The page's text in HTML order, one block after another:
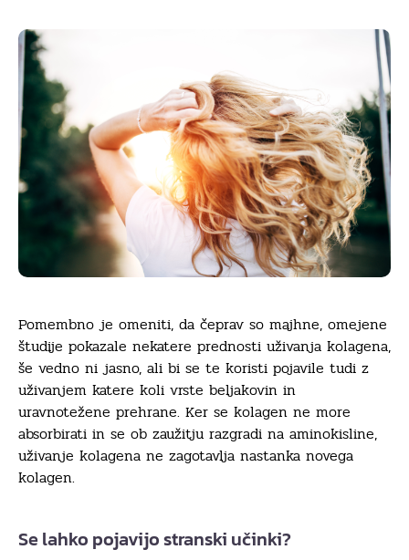
Pomembno je omeniti, da čeprav so majhne, omejene
študije pokazale nekatere prednosti uživanja kolagena,
še vedno ni jasno, ali bi se te koristi pojavile tudi z
uživanjem katere koli vrste beljakovin in
uravnotežene prehrane. Ker se kolagen ne more
absorbirati in se ob zaužitju razgradi na aminokisline,
uživanje kolagena ne zagotavlja nastanka novega
kolagen.
Se lahko pojavijo stranski učinki?